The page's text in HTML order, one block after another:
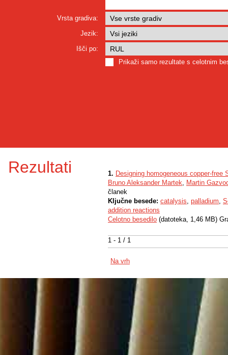
Vrsta gradiva:
Jezik:
Išči po:
Prikaži samo rezultate s celotnim
Rezultati
1 - 1 / 1
1. Designing homogeneous copper-
Bruno Aleksander Martek, Martin
članek
Ključne besede: catalysis, palladium,
addition reactions
Celotno besedilo (datoteka, 1,46 MB)
Na vrh